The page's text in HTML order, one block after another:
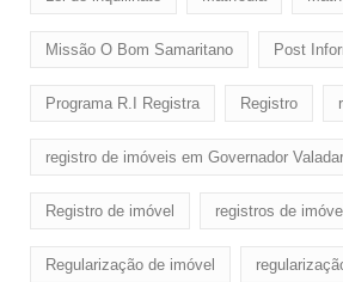
Missão O Bom Samaritano Post
Programa R.I Registra Registro
registro de imóveis em Governador
Registro de imóvel registros de
Regularização de imóvel